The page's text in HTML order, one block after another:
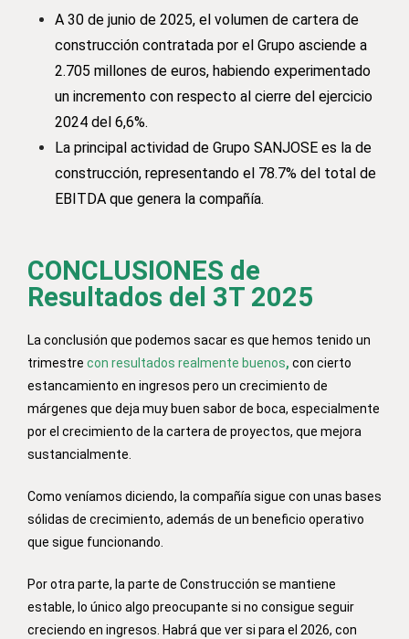
A 30 de junio de 2025, el volumen de cartera de
construcción contratada por el Grupo asciende a
2.705 millones de euros, habiendo experimentado
un incremento con respecto al cierre del ejercicio
2024 del 6,6%.
La principal actividad de Grupo SANJOSE es la de
construcción, representando el 78.7% del total de
EBITDA que genera la compañía.
CONCLUSIONES de
Resultados del 3T 2025
La conclusión que podemos sacar es que hemos tenido un
trimestre con resultados realmente buenos, con cierto
estancamiento en ingresos pero un crecimiento de
márgenes que deja muy buen sabor de boca, especialmente
por el crecimiento de la cartera de proyectos, que mejora
sustancialmente.
Como veníamos diciendo, la compañía sigue con unas bases
sólidas de crecimiento, además de un beneficio operativo
que sigue funcionando.
Por otra parte, la parte de Construcción se mantiene
estable, lo único algo preocupante si no consigue seguir
creciendo en ingresos. Habrá que ver si para el 2026, con